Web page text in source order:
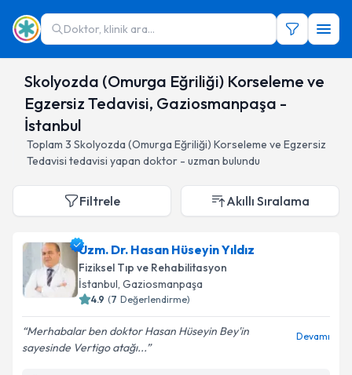
Doktor, klinik ara...
Skolyozda (Omurga Eğriliği) Korseleme ve
Egzersiz Tedavisi, Gaziosmanpaşa -
İstanbul
Toplam 3 Skolyozda (Omurga Eğriliği) Korseleme ve Egzersiz
Tedavisi tedavisi yapan doktor - uzman bulundu
Filtrele Akıllı Sıralama
Uzm. Dr. Hasan Hüseyin Yıldız
Fiziksel Tıp ve Rehabilitasyon
İstanbul, Gaziosmanpaşa
4.9 (7 Değerlendirme)
Merhabalar ben doktor Hasan Hüseyin Bey'in
sayesinde Vertigo atağı...
Devamı